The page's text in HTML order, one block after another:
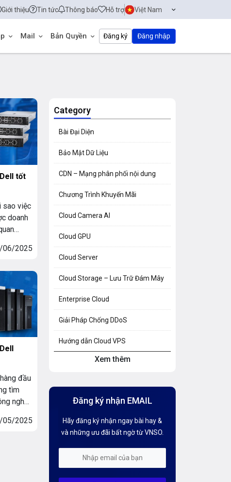
Giới thiệu Tin tức Thông báo Hỗ trợ Việt Nam
Mail Bản Quyền Đăng ký Đăng nhập
tốt
sao việc
doanh
nhiêu,
2025
đầu
tìm
nghệ
hỗ
2025
Category
Bài Đại Diện
Bảo Mật Dữ Liệu
CDN – Mạng phân phối nội dung
Chương Trình Khuyến Mãi
Cloud Camera AI
Cloud GPU
Cloud Server
Cloud Storage – Lưu Trữ Đám Mây
Enterprise Cloud
Giải Pháp Chống DDoS
Hướng dẫn Cloud VPS
Hướng dẫn Hosting
Hướng dẫn Tên miền
Kiến thức AI
Mỗi tuần 01 Server
Xem thêm
Đăng ký nhận EMAIL
Hãy đăng ký nhận ngay bài hay &
và những ưu đãi bất ngờ từ VNSO.